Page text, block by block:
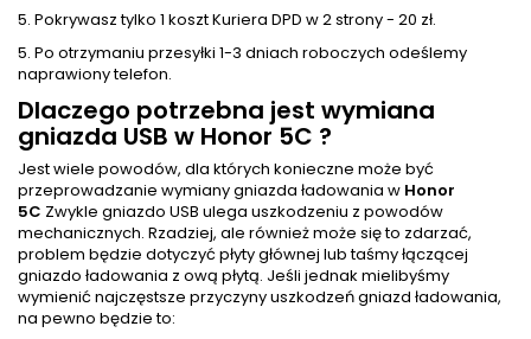
5. Pokrywasz tylko 1 koszt Kuriera DPD w 2 strony - 20 zł.
5. Po otrzymaniu przesyłki 1-3 dniach roboczych odeślemy
naprawiony telefon.
Dlaczego potrzebna jest wymiana
gniazda USB w Honor 5C ?
Jest wiele powodów, dla których konieczne może być
przeprowadzanie wymiany gniazda ładowania w Honor
5C Zwykle gniazdo USB ulega uszkodzeniu z powodów
mechanicznych. Rzadziej, ale również może się to zdarzać,
problem będzie dotyczyć płyty głównej lub taśmy łączącej
gniazdo ładowania z ową płytą. Jeśli jednak mielibyśmy
wymienić najczęstsze przyczyny uszkodzeń gniazd ładowania,
na pewno będzie to: